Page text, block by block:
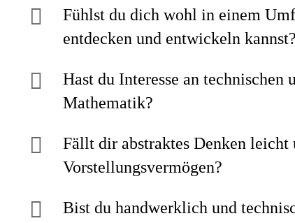
Fühlst du dich wohl in einem
entdecken und entwickeln kannst?
Hast du Interesse an technischen
Mathematik?
Fällt dir abstraktes Denken leicht
Vorstellungsvermögen?
Bist du handwerklich und